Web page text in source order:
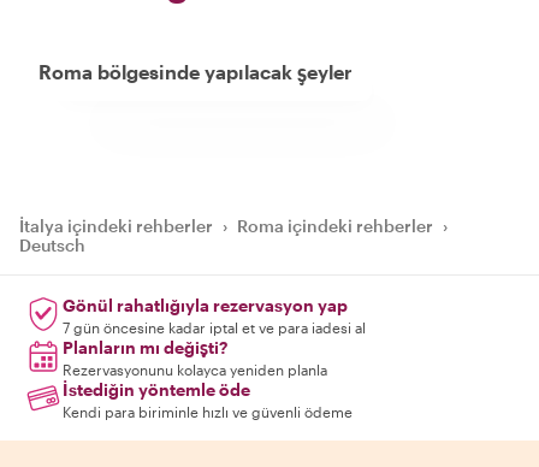
Roma bölgesinde yapılacak şeyler
İtalya içindeki rehberler › Roma içindeki rehberler ›
Deutsch
Gönül rahatlığıyla rezervasyon yap
7 gün öncesine kadar iptal et ve para iadesi al
Planların mı değişti?
Rezervasyonunu kolayca yeniden planla
İstediğin yöntemle öde
Kendi para biriminle hızlı ve güvenli ödeme